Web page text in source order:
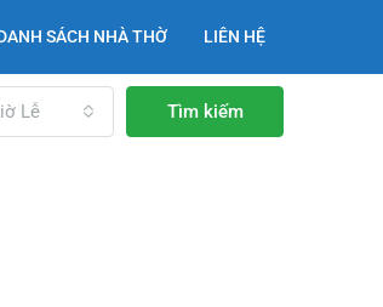
SÁCH NHÀ THỜ LIÊN HỆ
Lễ Tìm kiếm